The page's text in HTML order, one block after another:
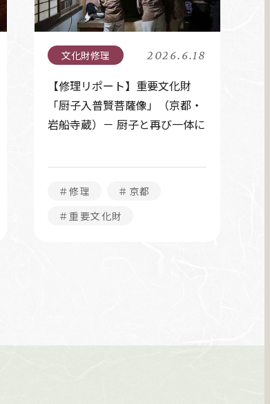
2026.6.18
【修理リポート】重要文化財
「厨子入普賢菩薩像」（京都・
岩船寺蔵）－ 厨子と再び一体に
＃修理
＃京都
＃重要文化財